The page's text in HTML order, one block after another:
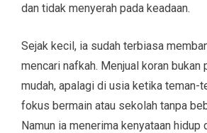
dan tidak menyerah pada keadaan.
Sejak kecil, ia sudah terbiasa
mencari nafkah. Menjual koran bukan
mudah, apalagi di usia ketika teman-
fokus bermain atau sekolah tanpa
Namun ia menerima kenyataan hidup